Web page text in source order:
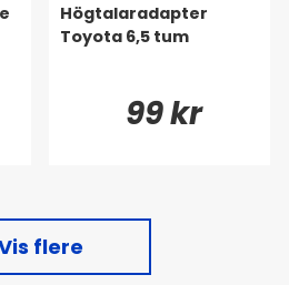
Högtalaradapter
Toyota 6,5 tum
99 kr
flere